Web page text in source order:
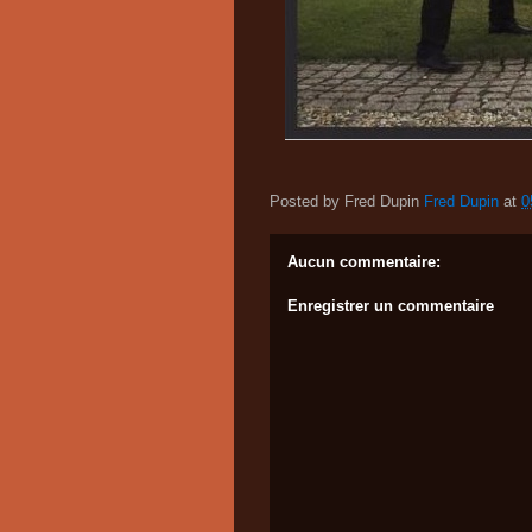
Posted by Fred Dupin Fred Dupin at
Aucun commentaire:
Enregistrer un commentaire